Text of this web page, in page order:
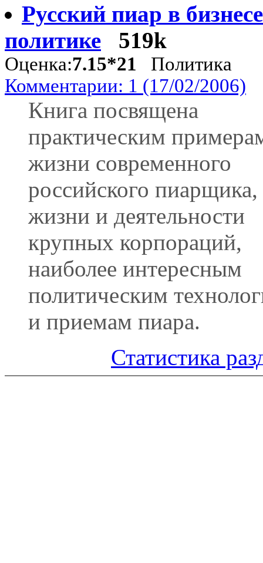
Русский пиар в
политике
519k
Оценка:7.15*21 Политика
Комментарии: 1 (17/02/2006)
Книга посвящена
практическим
жизни современного
российского пиарщика,
жизни и деятельности
крупных корпораций,
наиболее интересным
политическим
и приемам пиара.
Статистика